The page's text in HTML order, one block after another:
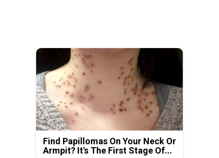
Find Papillomas On Your Neck Or
Armpit? It's The First Stage Of...